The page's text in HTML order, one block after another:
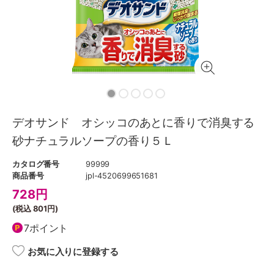
デオサンド オシッコのあとに香りで消臭する
砂ナチュラルソープの香り５Ｌ
カタログ番号
99999
商品番号
jpl-4520699651681
728円
(税込801円)
7ポイント
お気に入りに登録する